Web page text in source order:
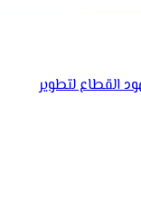
القطاع لتطوير